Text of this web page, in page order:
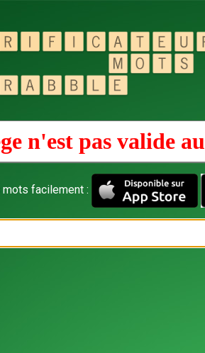
n'est pas valide au
facilement :